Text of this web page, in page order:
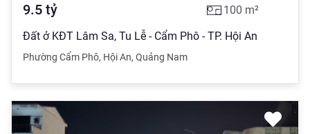
9.5 tỷ 100 m²
Đất ở KĐT Lâm Sa, Tu Lễ - Cẩm Phô - TP. Hội An
Phường Cẩm Phô, Hội An, Quảng Nam